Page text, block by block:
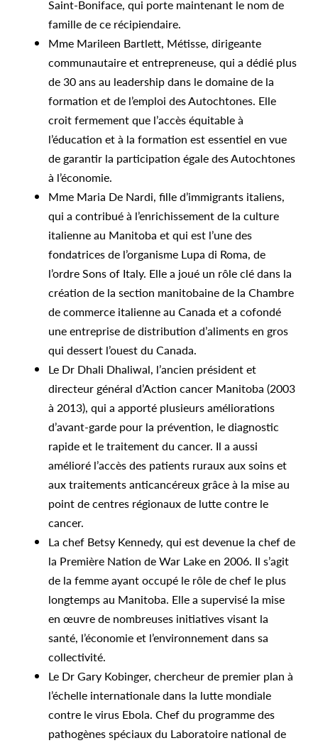
Saint-Boniface, qui porte maintenant le nom de
famille de ce récipiendaire.
Mme Marileen Bartlett, Métisse, dirigeante
communautaire et entrepreneuse, qui a dédié plus
de 30 ans au leadership dans le domaine de la
formation et de l’emploi des Autochtones. Elle
croit fermement que l’accès équitable à
l’éducation et à la formation est essentiel en vue
de garantir la participation égale des Autochtones
à l’économie.
Mme Maria De Nardi, fille d’immigrants italiens,
qui a contribué à l’enrichissement de la culture
italienne au Manitoba et qui est l’une des
fondatrices de l’organisme Lupa di Roma, de
l’ordre Sons of Italy. Elle a joué un rôle clé dans la
création de la section manitobaine de la Chambre
de commerce italienne au Canada et a cofondé
une entreprise de distribution d’aliments en gros
qui dessert l’ouest du Canada.
Le Dr Dhali Dhaliwal, l’ancien président et
directeur général d’Action cancer Manitoba (2003
à 2013), qui a apporté plusieurs améliorations
d’avant-garde pour la prévention, le diagnostic
rapide et le traitement du cancer. Il a aussi
amélioré l’accès des patients ruraux aux soins et
aux traitements anticancéreux grâce à la mise au
point de centres régionaux de lutte contre le
cancer.
La chef Betsy Kennedy, qui est devenue la chef de
la Première Nation de War Lake en 2006. Il s’agit
de la femme ayant occupé le rôle de chef le plus
longtemps au Manitoba. Elle a supervisé la mise
en œuvre de nombreuses initiatives visant la
santé, l’économie et l’environnement dans sa
collectivité.
Le Dr Gary Kobinger, chercheur de premier plan à
l’échelle internationale dans la lutte mondiale
contre le virus Ebola. Chef du programme des
pathogènes spéciaux du Laboratoire national de